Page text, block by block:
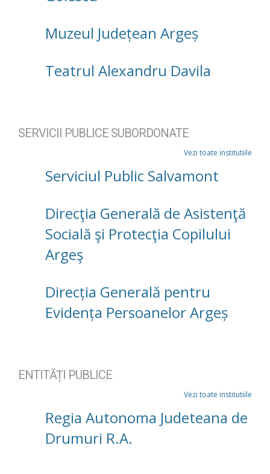
Muzeul Județean Argeș
Teatrul Alexandru Davila
SERVICII PUBLICE SUBORDONATE
Vezi toate institutiile
Serviciul Public Salvamont
Direcţia Generală de Asistenţă
Socială şi Protecţia Copilului
Argeş
Direcția Generală pentru
Evidența Persoanelor Argeș
ENTITĂȚI PUBLICE
Vezi toate institutiile
Regia Autonoma Judeteana de
Drumuri R.A.